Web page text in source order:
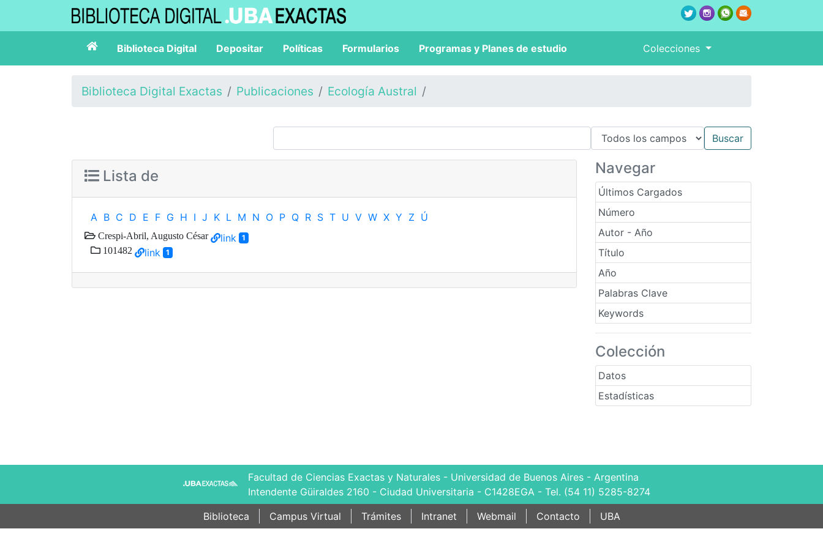
Biblioteca Digital Depositar Políticas Formularios Programas y Planes de estudio Colecciones
Biblioteca Digital Exactas Publicaciones Ecología Austral
Navegar
Últimos Cargados
Número
Autor - Año
Título
Año
Palabras Clave
Keywords
Colección
Datos
Estadísticas
Lista de
A B C D E F G H I J K L M N O P Q R S T U V W X Y Z Ú
Crespi-Abril, Augusto César link 1
101482 link 1
Facultad de Ciencias Exactas y Naturales - Universidad de Buenos Aires - Argentina
Intendente Güiraldes 2160 - Ciudad Universitaria - C1428EGA - Tel. (54 11) 5285-8274
Biblioteca
Campus Virtual Trámites Intranet Webmail Contacto UBA